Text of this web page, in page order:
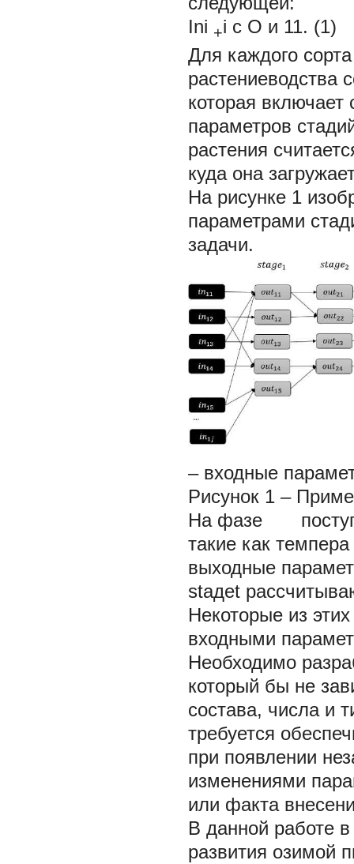
Ini +i с О и 11. (1)
Для каждого
растениеводства
которая
параметров
растения
куда она
На рисунке 1
параметрами
задачи.
– входные
Рисунок 1 –
На фазе
такие как
выходные
stадet
Некоторые из
входными
Необходимо
который бы не
состава, числа и
требуется
при появлении
изменениями
или факта
В данной работе
развития озимой